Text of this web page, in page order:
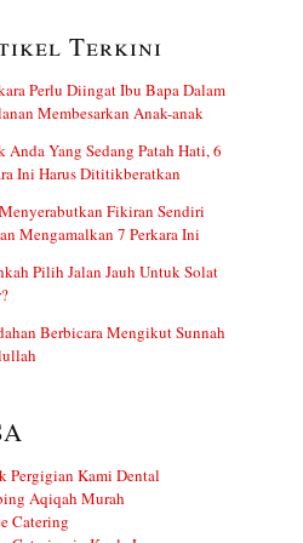
Terkini
Perlu Diingat Ibu Bapa Dalam
Membesarkan Anak-anak
Anda Yang Sedang Patah Hati, 6
Ini Harus Dititikberatkan
Fikiran Sendiri
Mengamalkan 7 Perkara Ini
Pilih Jalan Jauh Untuk Solat
Berbicara Mengikut Sunnah
Pergigian Kami Dental
Aqiqah Murah
Catering